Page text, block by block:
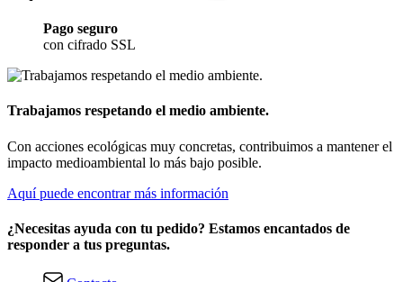
Pago seguro
con cifrado SSL
Trabajamos respetando el medio ambiente.
Con acciones ecológicas muy concretas, contribuimos a mantener el
impacto medioambiental lo más bajo posible.
Aquí puede encontrar más información
¿Necesitas ayuda con tu pedido? Estamos encantados de
responder a tus preguntas.